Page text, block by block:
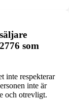
som
inte respekterar
inte är
och otrevligt.